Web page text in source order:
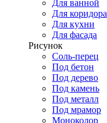
Для ванной
Для коридора
Для кухни
Для фасада
Рисунок
Соль-перец
Под бетон
Под дерево
Под камень
Под металл
Под мрамор
Моноколор